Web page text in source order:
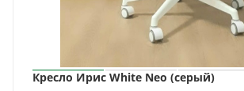
Кресло Ирис White Neo (серый)